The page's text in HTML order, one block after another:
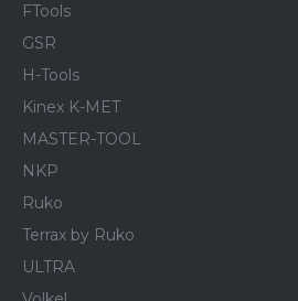
FTools
GSR
H-Tools
Kinex K-MET
MASTER-TOOL
NKP
Ruko
Terrax by Ruko
ULTRA